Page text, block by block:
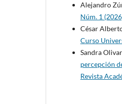
Alejandro
Núm. 1
César
Curso
Sandra
percepción
Revista